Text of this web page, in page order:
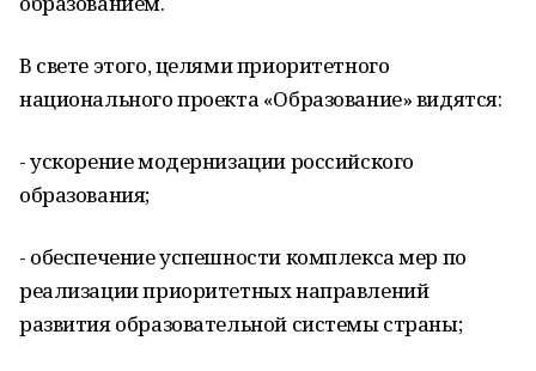
В свете этого, целями приоритетного
национального проекта «Образование» видятся:
- ускорение модернизации российского
образования;
- обеспечение успешности комплекса мер по
реализации приоритетных направлений
развития образовательной системы страны;